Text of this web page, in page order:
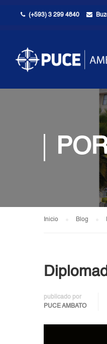
(+593) 3 299 4840
Inicio Blog
publicado por
PUCE AMBATO